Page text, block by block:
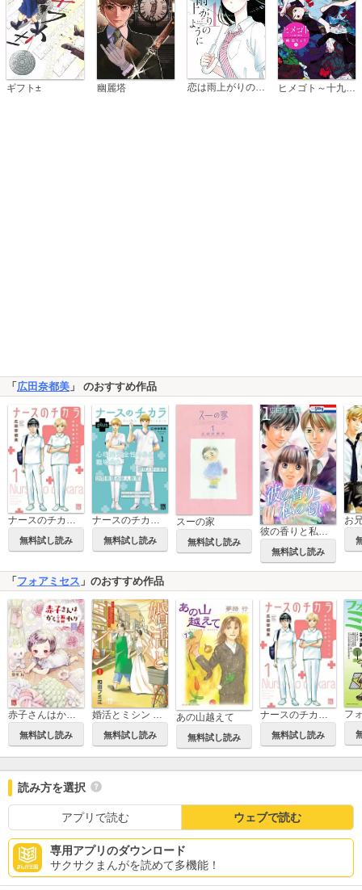
ギフト± 幽麗塔 恋は雨上がりのように
「 広田奈都美 」 のおすすめ作品
ナースのチカラ ～私たちにできること 訪問看護物語～
無料試し読み
ナースのチカラ plus【電子単行本】
無料試し読み
スーの家
無料試し読み
彼の香りと私の匂い
無料試し読み
「 フォアミセス 」のおすすめ作品
無料試し読み 無料試し読み
あの山越えて
無料試し読み 無料試し読み
フ
読み方を選択
アプリで読む ウェブで読む
専用アプリのダウンロード
サクサクまんがを読めて多機能！